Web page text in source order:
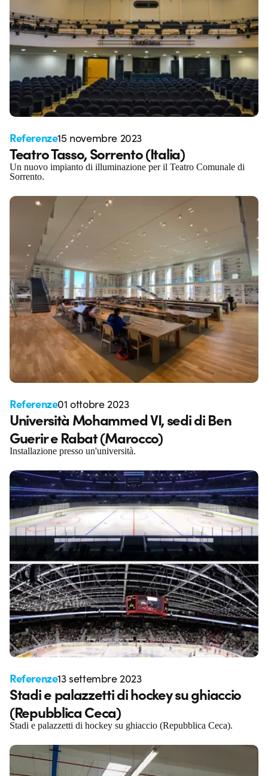
Referenze15 novembre 2023
Teatro Tasso, Sorrento (Italia)
Un nuovo impianto di illuminazione per il Teatro Comunale di
Sorrento.
Referenze01 ottobre 2023
Università Mohammed VI, sedi di Ben
Guerir e Rabat (Marocco)
Installazione presso un'università.
Referenze13 settembre 2023
Stadi e palazzetti di hockey su ghiaccio
(Repubblica Ceca)
Stadi e palazzetti di hockey su ghiaccio (Repubblica Ceca).